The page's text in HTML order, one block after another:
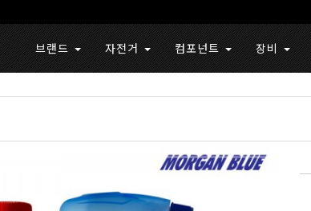
브랜드 자전거 컴포넌트 장비